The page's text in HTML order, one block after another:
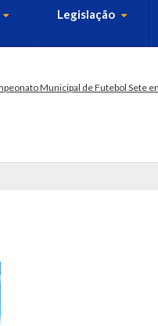
Legislação
Municipal de Futebol Sete